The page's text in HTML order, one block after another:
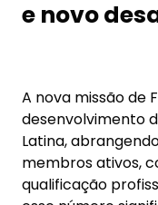
No Brasil, os
apresentaram
pelo menos 10
suficiente para se
mostra o
que ainda não
conta.